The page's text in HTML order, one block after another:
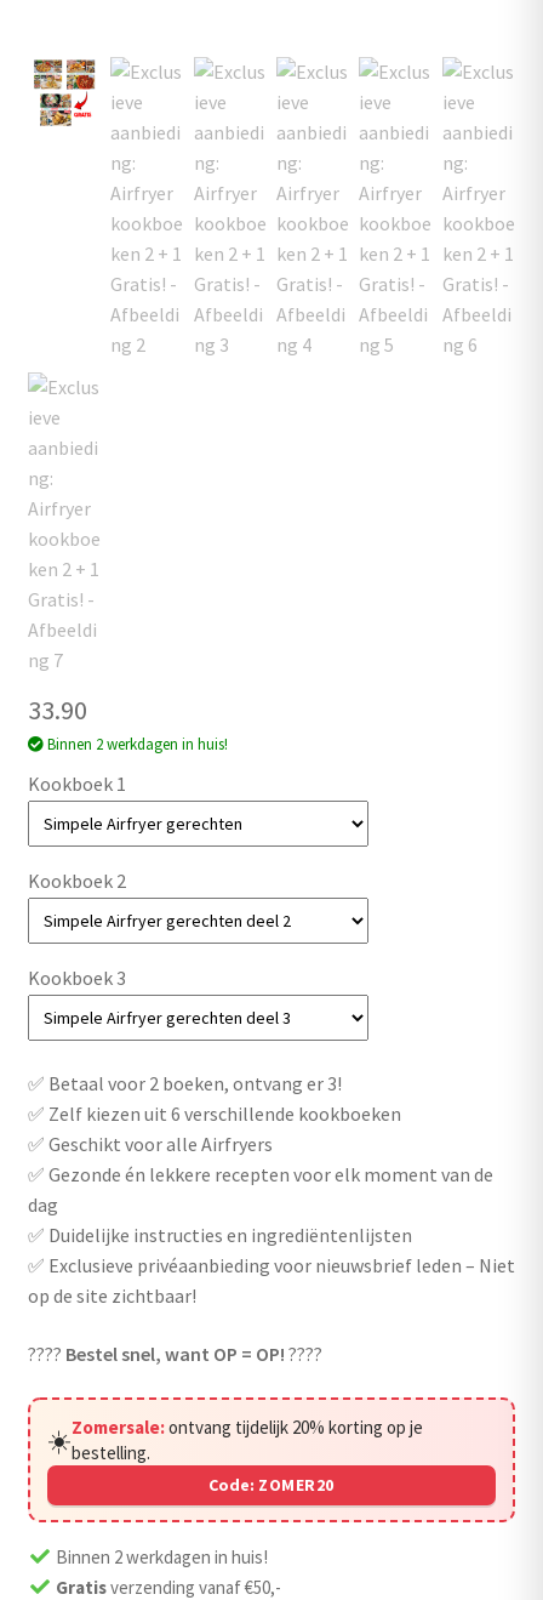
33.90
Binnen 2 werkdagen in huis!
Kookboek 1
Kookboek 2
Kookboek 3
✅ Betaal voor 2 boeken, ontvang er 3!
✅ Zelf kiezen uit 6 verschillende kookboeken
✅ Geschikt voor alle Airfryers
✅ Gezonde én lekkere recepten voor elk moment van de
dag
✅ Duidelijke instructies en ingrediëntenlijsten
✅ Exclusieve privéaanbieding voor nieuwsbrief leden – Niet
op de site zichtbaar!
???? Bestel snel, want OP = OP! ????
☀️Zomersale:ontvang tijdelijk 20% korting op je
bestelling.
Code: ZOMER20
Binnen 2 werkdagen in huis!
Gratisverzending vanaf €50,-